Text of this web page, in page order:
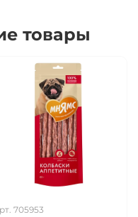
товары
705953